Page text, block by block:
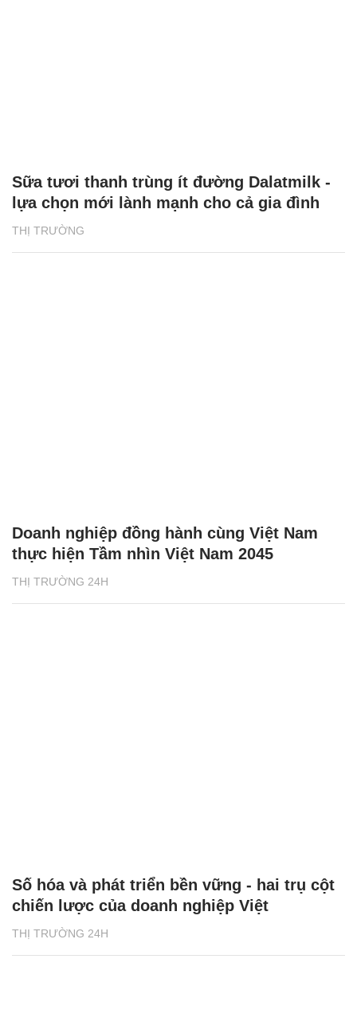
THỊ TRƯỜNG
Sữa tươi thanh trùng ít đường Dalatmilk -
lựa chọn mới lành mạnh cho cả gia đình
THỊ TRƯỜNG 24H
Doanh nghiệp đồng hành cùng Việt Nam
thực hiện Tầm nhìn Việt Nam 2045
THỊ TRƯỜNG 24H
Số hóa và phát triển bền vững - hai trụ cột
chiến lược của doanh nghiệp Việt